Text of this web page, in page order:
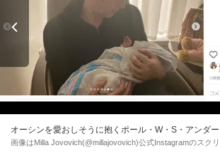
オーシンを愛おしそうに抱くポール・W・S・アンダ
画像はMilla Jovovich(@millajovovich)公式Instagramのスク